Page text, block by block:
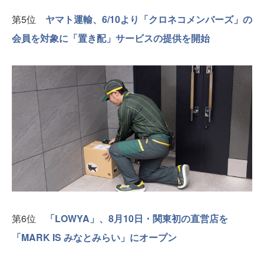
第5位 ヤマト運輸、6/10より「クロネコメンバーズ」の
会員を対象に「置き配」サービスの提供を開始
第6位
「LOWYA」、8月10日・関東初の直営店を
「MARK IS みなとみらい」にオープン